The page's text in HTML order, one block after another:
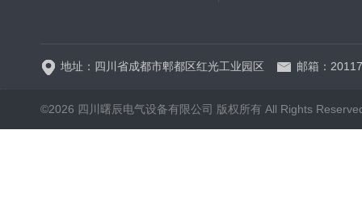
地址：四川省成都市郫都区红光工业园区 邮箱：
©2026 四川曙辰电气设备有限公司 版权所有 All Rights